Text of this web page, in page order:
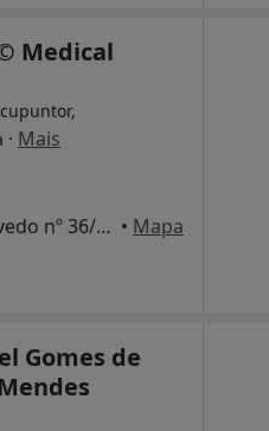
Medical
· Mais
Praceta Beato Inácio de Azevedo nº 36/38, Braga • Mapa
Gomes de